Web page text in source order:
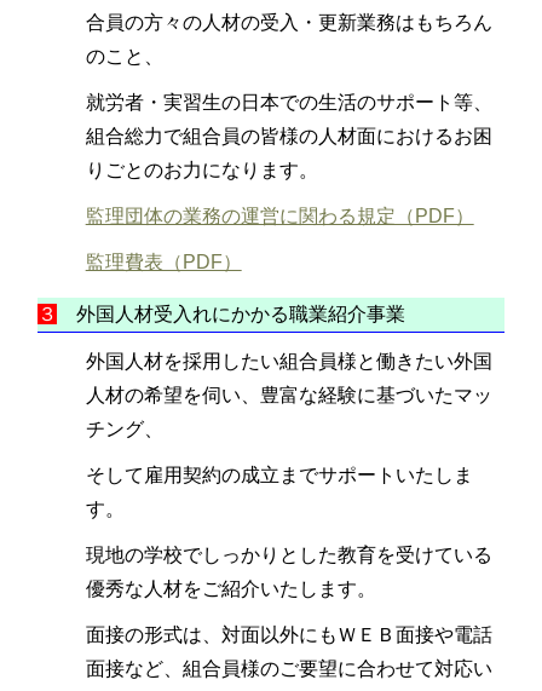
合員の方々の人材の受入・更新業務はもちろん
のこと、
就労者・実習生の日本での生活のサポート等、
組合総力で組合員の皆様の人材面におけるお困
りごとのお力になります。
監理団体の業務の運営に関わる規定（PDF）
監理費表（PDF）
３ 外国人材受入れにかかる職業紹介事業
外国人材を採用したい組合員様と働きたい外国
人材の希望を伺い、豊富な経験に基づいたマッ
チング、
そして雇用契約の成立までサポートいたしま
す。
現地の学校でしっかりとした教育を受けている
優秀な人材をご紹介いたします。
面接の形式は、対面以外にもＷＥＢ面接や電話
面接など、組合員様のご要望に合わせて対応い